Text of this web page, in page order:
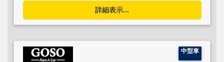
詳細表示...
中型車